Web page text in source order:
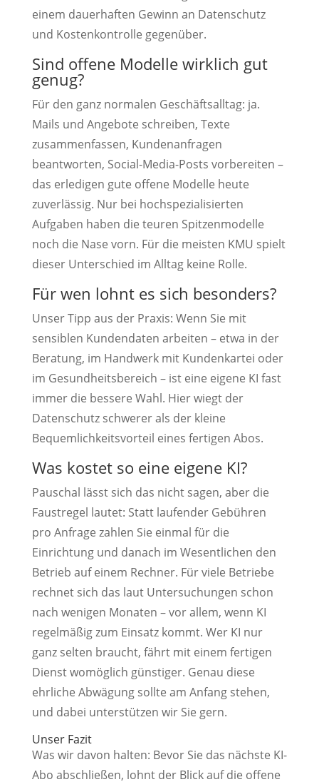
einem dauerhaften Gewinn an Datenschutz
und Kostenkontrolle gegenüber.
Sind offene Modelle wirklich gut
genug?
Für den ganz normalen Geschäftsalltag: ja.
Mails und Angebote schreiben, Texte
zusammenfassen, Kundenanfragen
beantworten, Social-Media-Posts vorbereiten –
das erledigen gute offene Modelle heute
zuverlässig. Nur bei hochspezialisierten
Aufgaben haben die teuren Spitzenmodelle
noch die Nase vorn. Für die meisten KMU spielt
dieser Unterschied im Alltag keine Rolle.
Für wen lohnt es sich besonders?
Unser Tipp aus der Praxis: Wenn Sie mit
sensiblen Kundendaten arbeiten – etwa in der
Beratung, im Handwerk mit Kundenkartei oder
im Gesundheitsbereich – ist eine eigene KI fast
immer die bessere Wahl. Hier wiegt der
Datenschutz schwerer als der kleine
Bequemlichkeitsvorteil eines fertigen Abos.
Was kostet so eine eigene KI?
Pauschal lässt sich das nicht sagen, aber die
Faustregel lautet: Statt laufender Gebühren
pro Anfrage zahlen Sie einmal für die
Einrichtung und danach im Wesentlichen den
Betrieb auf einem Rechner. Für viele Betriebe
rechnet sich das laut Untersuchungen schon
nach wenigen Monaten – vor allem, wenn KI
regelmäßig zum Einsatz kommt. Wer KI nur
ganz selten braucht, fährt mit einem fertigen
Dienst womöglich günstiger. Genau diese
ehrliche Abwägung sollte am Anfang stehen,
und dabei unterstützen wir Sie gern.
Unser Fazit
Was wir davon halten: Bevor Sie das nächste KI-
Abo abschließen, lohnt der Blick auf die offene